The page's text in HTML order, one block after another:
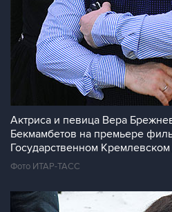
Актриса и певица Вера
Бекмамбетов на премьере
Государственном
Фото ИТАР-ТАСС